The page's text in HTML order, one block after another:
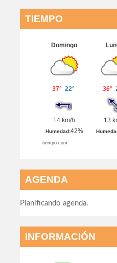
TIEMPO
AGENDA
Planificando agenda.
INFORMACIÓN